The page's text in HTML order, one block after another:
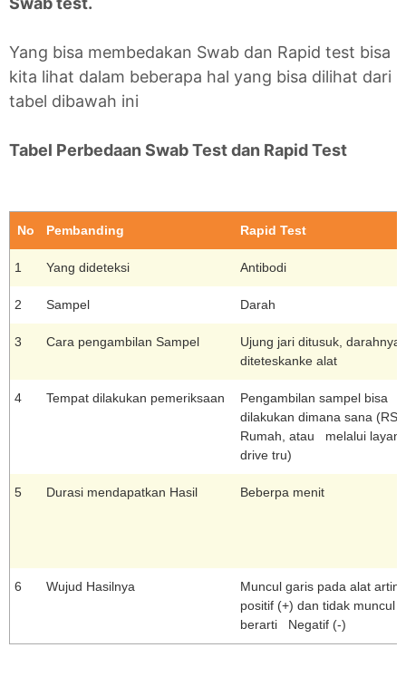
Yang bisa membedakan Swab dan Rapid test bisa
kita lihat dalam beberapa hal yang bisa dilihat dari
tabel dibawah ini
Tabel Perbedaan Swab Test dan Rapid Test
No Pembanding Rapid Test
1 Yang dideteksi Antibodi
2 Sampel Darah
3 Cara pengambilan Sampel
Ujung jari ditusuk, darahnya
diteteskanke alat
4 Tempat dilakukan pemeriksaan
Pengambilan sampel bisa
dilakukan dimana sana (RS,
Rumah, atau melalui
drive tru)
5 Durasi mendapatkan Hasil Beberpa menit
6 Wujud Hasilnya
Muncul garis pada alat
positif (+) dan tidak muncul
berarti Negatif (-)